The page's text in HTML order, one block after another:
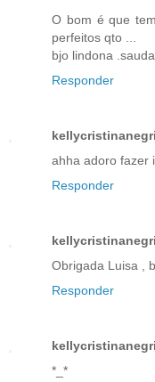
O bom é que
perfeitos qto ...
bjo lindona
Responder
kellycristinanegri
ahha adoro fazer
Responder
kellycristinanegri
Obrigada Luisa ,
Responder
kellycristinanegri
*_*